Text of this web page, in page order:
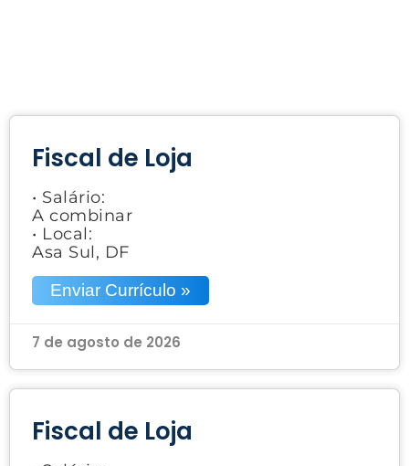
Fiscal de Loja
• Salário:
A combinar
• Local:
Asa Sul, DF
Enviar Currículo »
7 de agosto de 2026
Fiscal de Loja